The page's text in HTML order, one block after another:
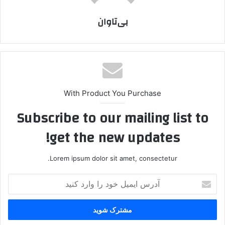
بی‌تاوان
With Product You Purchase
Subscribe to our mailing list to
get the new updates!
Lorem ipsum dolor sit amet, consectetur.
ر
ا